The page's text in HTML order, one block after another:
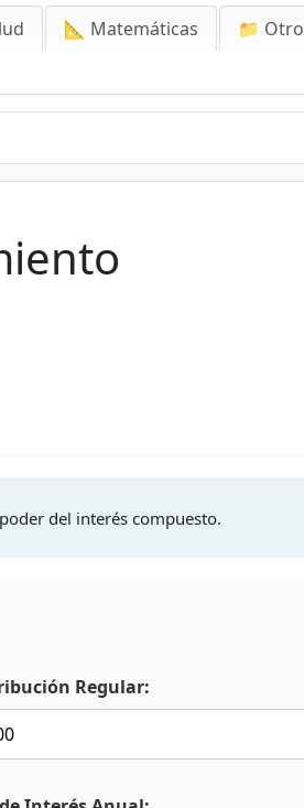
📐 Matemáticas 📁 Otro
del interés compuesto.
Regular: